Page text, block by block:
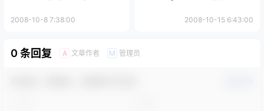
2008-10-8 7:38:00 2008-10-15 6:43:00
0 条回复 A 文章作者 M 管理员